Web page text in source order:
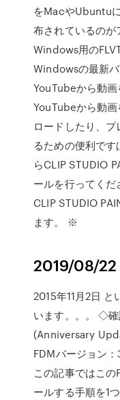
をMacやUbuntu
布されているの
Windows用の
Windowsの最新
YouTubeから動
YouTubeから動
ロードしたり、
るための便利で
らCLIP STUDIO
ールを行ってくだ
CLIP STUDIO
ます。 ※
2019/08/22
2015年11月2日
います。。。 ◇
(Anniversary
FDMバージョン
この記事ではこ
ールする手順を1